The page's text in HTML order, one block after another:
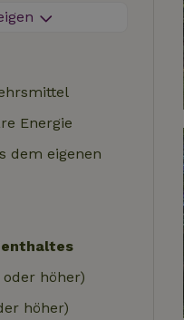
(geteilt)
(privat)
Energie
dem eigenen
höher)
höher)